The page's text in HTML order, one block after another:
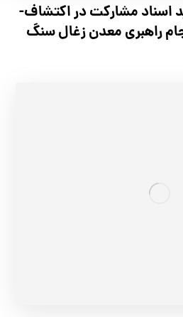
اسناد مشارکت در اکتشاف-
راهبری معدن زغال سنگ